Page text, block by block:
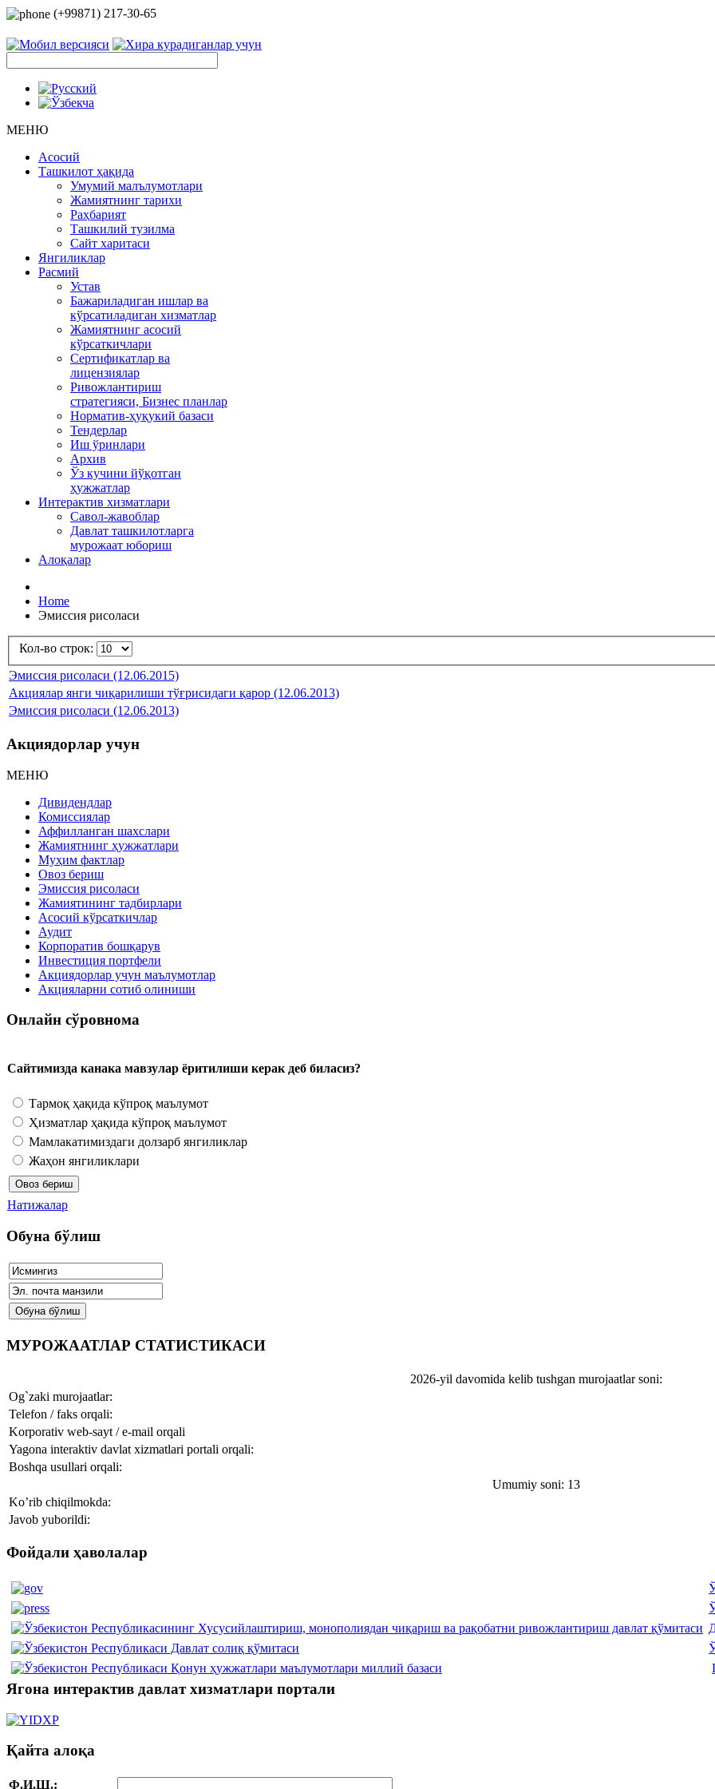
(+99871) 217-30-65
МЕНЮ
Асосий
Ташкилот ҳақида
Умумий малълумотлари
Жамиятнинг тарихи
Раҳбарият
Ташкилий тузилма
Сайт харитаси
Янгиликлар
Расмий
Устав
Бажариладиган ишлар ва
кўрсатиладиган хизматлар
Жамиятнинг асосий
кўрсаткичлари
Сертификатлар ва
лицензиялар
Ривожлантириш
стратегияси, Бизнес планлар
Норматив-ҳуқукий базаси
Тендерлар
Иш ўринлари
Архив
Ўз кучини йўқотган
ҳужжатлар
Интерактив хизматлари
Савол-жавоблар
Давлат ташкилотларга
мурожаат юбориш
Алоқалар
Home
Эмиссия рисоласи
Кол-во строк:
Эмиссия рисоласи (12.06.2015)
Акциялар янги чиқарилиши тўғрисидаги қарор (12.06.2013)
Эмиссия рисоласи (12.06.2013)
Акциядорлар учун
МЕНЮ
Дивидендлар
Комиссиялар
Аффилланган шахслари
Жамиятнинг ҳужжатлари
Муҳим фактлар
Овоз бериш
Эмиссия рисоласи
Жамиятининг тадбирлари
Асосий кўрсаткичлар
Аудит
Корпоратив бошқарув
Инвестиция портфели
Акциядорлар учун маълумотлар
Акцияларни сотиб олиниши
Онлайн сўровнома
Сайтимизда канака мавзулар ёритилиши керак деб биласиз?
Тармоқ ҳақида кўпроқ маълумот
Ҳизматлар ҳақида кўпроқ маълумот
Мамлакатимиздаги долзарб янгиликлар
Жаҳон янгиликлари
Натижалар
Обуна бўлиш
МУРОЖААТЛАР СТАТИСТИКАСИ
2026-yil davomida kelib tushgan murojaatlar soni:
Og`zaki murojaatlar:
Telefon / faks orqali:
Korporativ web-sayt / e-mail orqali
Yagona interaktiv davlat xizmatlari portali orqali:
Boshqa usullari orqali:
Umumiy soni: 13
Ko’rib chiqilmokda:
Javob yuborildi:
Фойдали ҳаволалар
Ягона интерактив давлат хизматлари портали
Қайта алоқа
Ф.И.Ш.: